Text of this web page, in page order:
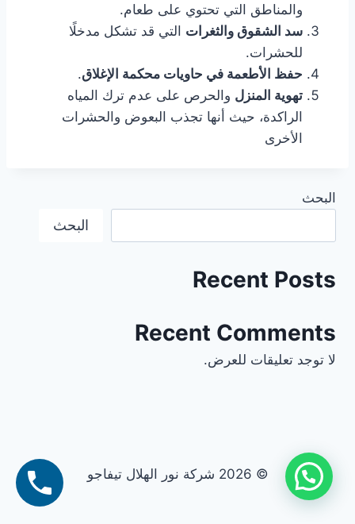
والمناطق التي تحتوي على طعام.
سد الشقوق والثغرات التي قد تشكل مدخلًا
للحشرات.
حفظ الأطعمة في حاويات محكمة الإغلاق.
تهوية المنزل والحرص على عدم ترك المياه
الراكدة، حيث أنها تجذب البعوض والحشرات
الأخرى
البحث
البحث
Recent Posts
Recent Comments
لا توجد تعليقات للعرض.
© 2026 شركة نور الهلال تيفاجو